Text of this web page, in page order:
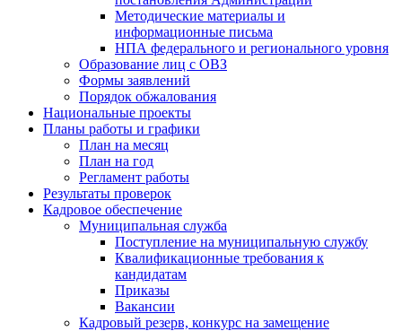
Методические материалы и
информационные письма
НПА федерального и регионального уровня
Образование лиц с ОВЗ
Формы заявлений
Порядок обжалования
Национальные проекты
Планы работы и графики
План на месяц
План на год
Регламент работы
Результаты проверок
Кадровое обеспечение
Муниципальная служба
Поступление на муниципальную службу
Квалификационные требования к
кандидатам
Приказы
Вакансии
Кадровый резерв, конкурс на замещение